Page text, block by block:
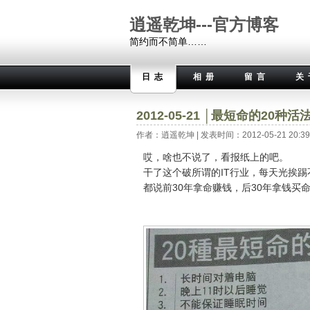
逍遥乾坤---官方博客
简约而不简单……
日志 相册 留言 关
2012-05-21 │最短命的20种
作者：逍遥乾坤 | 发表时间：2012-05-21
哎，啥也不说了，看报纸上的吧。
干了这个破所谓的IT行业，每天光挨
都说前30年拿命赚钱，后30年拿钱买